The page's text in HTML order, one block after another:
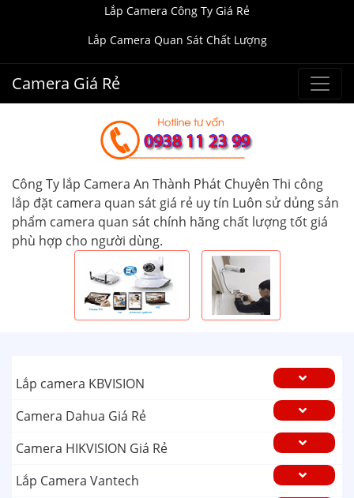
Lắp Camera Công Ty Giá Rẻ
Lắp Camera Quan Sát Chất Lượng
Camera Giá Rẻ
Công Ty lắp Camera An Thành Phát Chuyên Thi công
lắp đặt camera quan sát giá rẻ uy tín Luôn sử dủng sản
phẩm camera quan sát chính hãng chất lượng tốt giá
phù hợp cho người dùng.
Lắp camera KBVISION
Camera Dahua Giá Rẻ
Camera HIKVISION Giá Rẻ
Lắp Camera Vantech